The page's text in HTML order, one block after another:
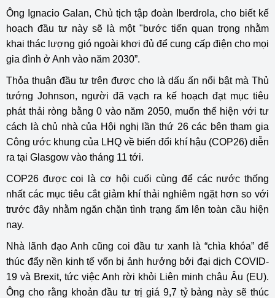
Ông Ignacio Galan, Chủ tịch tập đoàn Iberdrola, cho biết kế
hoạch đầu tư này sẽ là một "bước tiến quan trọng nhằm
khai thác lượng gió ngoài khơi đủ để cung cấp điện cho mọi
gia đình ở Anh vào năm 2030”.
Thỏa thuận đầu tư trên được cho là dấu ấn nổi bật mà Thủ
tướng Johnson, người đã vạch ra kế hoạch đạt mục tiêu
phát thải ròng bằng 0 vào năm 2050, muốn thể hiện với tư
cách là chủ nhà của Hội nghị lần thứ 26 các bên tham gia
Công ước khung của LHQ về biến đổi khí hậu (COP26) diễn
ra tại Glasgow vào tháng 11 tới.
COP26 được coi là cơ hội cuối cùng để các nước thống
nhất các mục tiêu cắt giảm khí thải nghiêm ngặt hơn so với
trước đây nhằm ngăn chặn tình trạng ấm lên toàn cầu hiện
nay.
Nhà lãnh đạo Anh cũng coi đầu tư xanh là “chìa khóa” để
thúc đẩy nền kinh tế vốn bị ảnh hưởng bởi đại dịch COVID-
19 và Brexit, tức việc Anh rời khỏi Liên minh châu Âu (EU).
Ông cho rằng khoản đầu tư trị giá 9,7 tỷ bảng này sẽ thúc